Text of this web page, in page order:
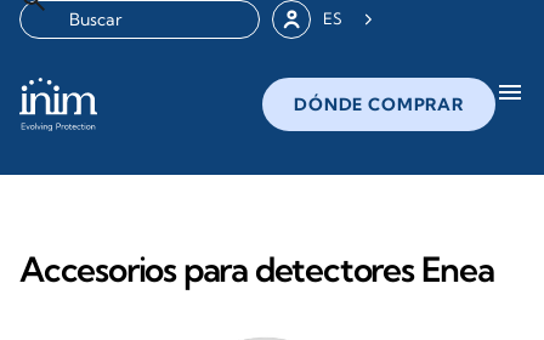
ES
DÓNDE COMPRAR menu
Accesorios para detectores Enea